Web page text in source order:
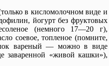
в кисломолочном виде и
йогурт без фруктовых
(немного 17—20 г),
соевое, топленое (помните,
вареный — можно в виде
заваренной «живой кашки»),